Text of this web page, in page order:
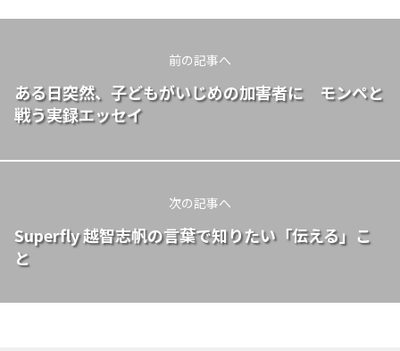
前の記事へ
ある日突然、子どもがいじめの加害者に モンペと
戦う実録エッセイ
次の記事へ
Superfly 越智志帆の言葉で知りたい「伝える」こ
と